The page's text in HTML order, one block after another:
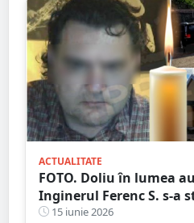
ACTUALITATE
FOTO. Doliu în lumea
Inginerul Ferenc S. s-a
doar 53 de ani
15 iunie 2026